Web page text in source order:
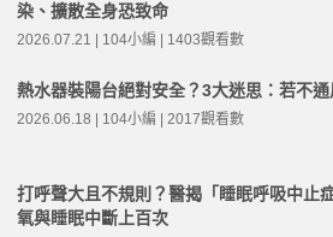
染、擴散全身恐致命
2026.07.21 | 104小編 | 1403觀看數
熱水器裝陽台絕對安全？3大迷思：若不
2026.06.18 | 104小編 | 2017觀看數
打呼聲大且不規則？醫揭「睡眠呼吸中止
氧與睡眠中斷上百次